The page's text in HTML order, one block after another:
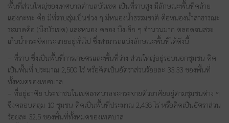
พื้นที่ส่วนใหญ่ของเทศบาลตำบลบัวเชด เป็นที่ราบสูง มีลักษณะพื้นที่คล้าย
แอ่งกะทะ คือ มีที่ราบลุ่มเป็นช่วง ๆ มีหนองน้ำธรรมชาติ คือหนองน้ำสาธารณะ
ระมาดค้อ (บึงบัวเชด) และหนอง คลอง บึงเล็ก ๆ จำนวนมาก ตลอดจนสระ
เก็บน้ำกระจัดกระจายอยู่ทั่วไป ซึ่งสามารถแบ่งลักษณะพื้นที่ได้ดังนี้
– ที่ราบ ซึ่งเป็นพื้นที่การเกษตรและพื้นที่ว่าง ส่วนใหญ่อยู่รอบนอกชุมชน คิด
เป็นพื้นที่ ประมาณ 2,500 ไร่ หรือคิดเป็นอัตราส่วนร้อยละ 33.33 ของพื้นที่
ทั้งหมดของเทศบาล
– ที่อยู่อาศัย ประชาชนในเขตเทศบาลจะกระจายตัวอาศัยอยู่ตามชุมชนต่าง ๆ
ซึ่งคลอบคลุม 10 ชุมชน คิดเป็นพื้นที่ประมาณ 2,438 ไร่ หรือคิดเป็นอัตราส่วน
ร้อยละ 32.5 ของพื้นที่ทั้งหมดของเทศบาล